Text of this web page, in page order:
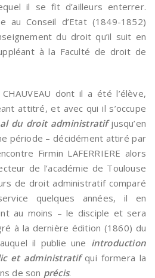
il se fit d’ailleurs enterrer.
au Conseil d’Etat (1849-1852)
du droit qu’il suit en
à la Faculté de droit de
dont il a été l’élève,
attitré, et avec qui il s’occupe
du droit administratifjusqu’en
période – décidément attiré par
Firmin LAFERRIERE alors
de l’académie de Toulouse
de droit administratif comparé
quelques années, il en
au moins – le disciple et sera
à la dernière édition (1860) du
il publie une introduction
et administratifqui formera la
de son précis.